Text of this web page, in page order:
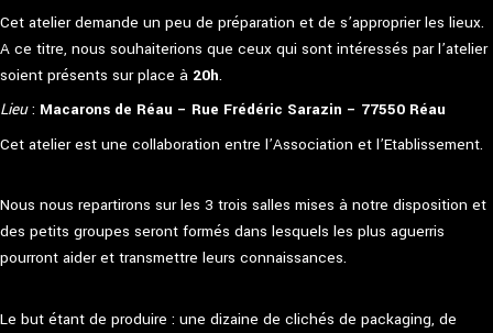
Cet atelier demande un peu de préparation et de s’approprier les lieux.
A ce titre, nous souhaiterions que ceux qui sont intéressés par l’atelier
soient présents sur place à 20h.
Lieu: Macarons de Réau – Rue Frédéric Sarazin – 77550 Réau
Cet atelier est une collaboration entre l’Association et l’Etablissement.
Nous nous repartirons sur les 3 trois salles mises à notre disposition et
des petits groupes seront formés dans lesquels les plus aguerris
pourront aider et transmettre leurs connaissances.
Le but étant de produire : une dizaine de clichés de packaging, de